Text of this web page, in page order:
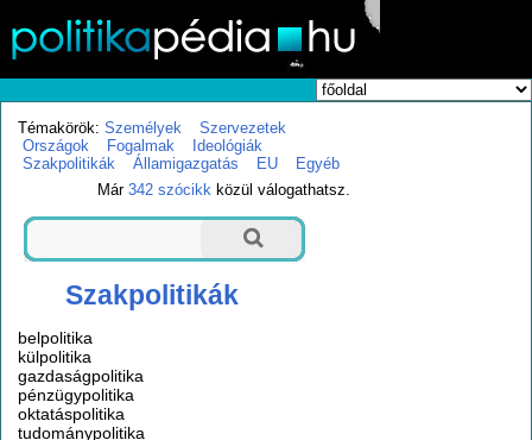
Témakörök: Személyek
Szervezetek
Országok
Fogalmak
Ideológiák
Szakpolitikák
Államigazgatás EU
Egyéb
Már342 szócikk közül válogathatsz.
Szakpolitikák
belpolitika
külpolitika
gazdaságpolitika
pénzügypolitika
oktatáspolitika
tudománypolitika